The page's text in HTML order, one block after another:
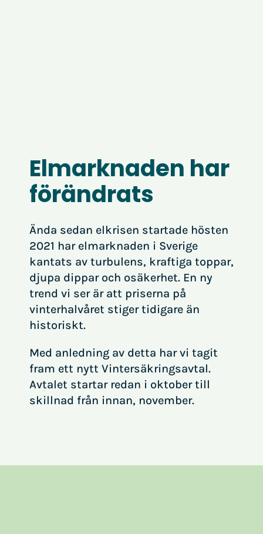
Elmarknaden har
förändrats
Ända sedan elkrisen startade hösten
2021 har elmarknaden i Sverige
kantats av turbulens, kraftiga toppar,
djupa dippar och osäkerhet. En ny
trend vi ser är att priserna på
vinterhalvåret stiger tidigare än
historiskt.
Med anledning av detta har vi tagit
fram ett nytt Vintersäkringsavtal.
Avtalet startar redan i oktober till
skillnad från innan, november.